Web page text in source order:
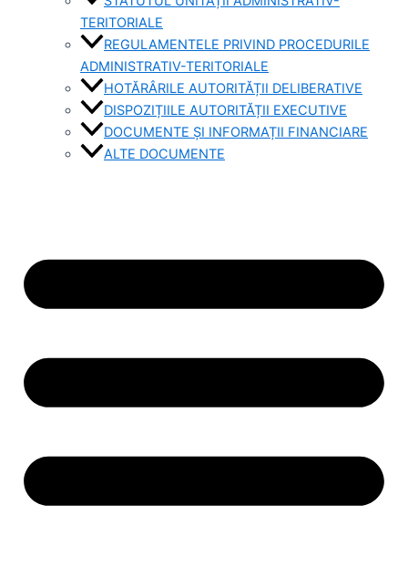
TERITORIALE
REGULAMENTELE PRIVIND PROCEDURILE
ADMINISTRATIV-TERITORIALE
HOTĂRÂRILE AUTORITĂȚII DELIBERATIVE
DISPOZIȚIILE AUTORITĂȚII EXECUTIVE
DOCUMENTE ȘI INFORMAȚII FINANCIARE
ALTE DOCUMENTE